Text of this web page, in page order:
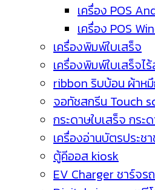
เครื่อง POS
เครื่อง POS
เครื่องพิมพ์ใบเสร็จ
เครื่องพิมพ์ใบเสร็จไ
ribbon ริบบ้อน ผ้าห
จอทัชสกรีน Touch
กระดาษใบเสร็จ กระ
เครื่องอ่านบัตรประช
ตู้คีออส kiosk
EV Charger ชาร์จ